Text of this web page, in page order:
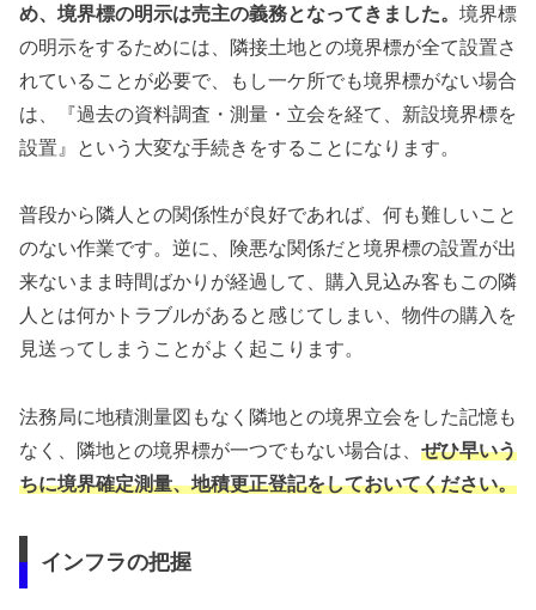
め、境界標の明示は売主の義務となってきました。 境界標
の明示をするためには、隣接土地との境界標が全て設置さ
れていることが必要で、もし一ケ所でも境界標がない場合
は、『過去の資料調査・測量・立会を経て、新設境界標を
設置』という大変な手続きをすることになります。
普段から隣人との関係性が良好であれば、何も難しいこと
のない作業です。逆に、険悪な関係だと境界標の設置が出
来ないまま時間ばかりが経過して、購入見込み客もこの隣
人とは何かトラブルがあると感じてしまい、物件の購入を
見送ってしまうことがよく起こります。
法務局に地積測量図もなく隣地との境界立会をした記憶も
なく、隣地との境界標が一つでもない場合は、 ぜひ早いう
ちに境界確定測量、地積更正登記をしておいてください。
インフラの把握